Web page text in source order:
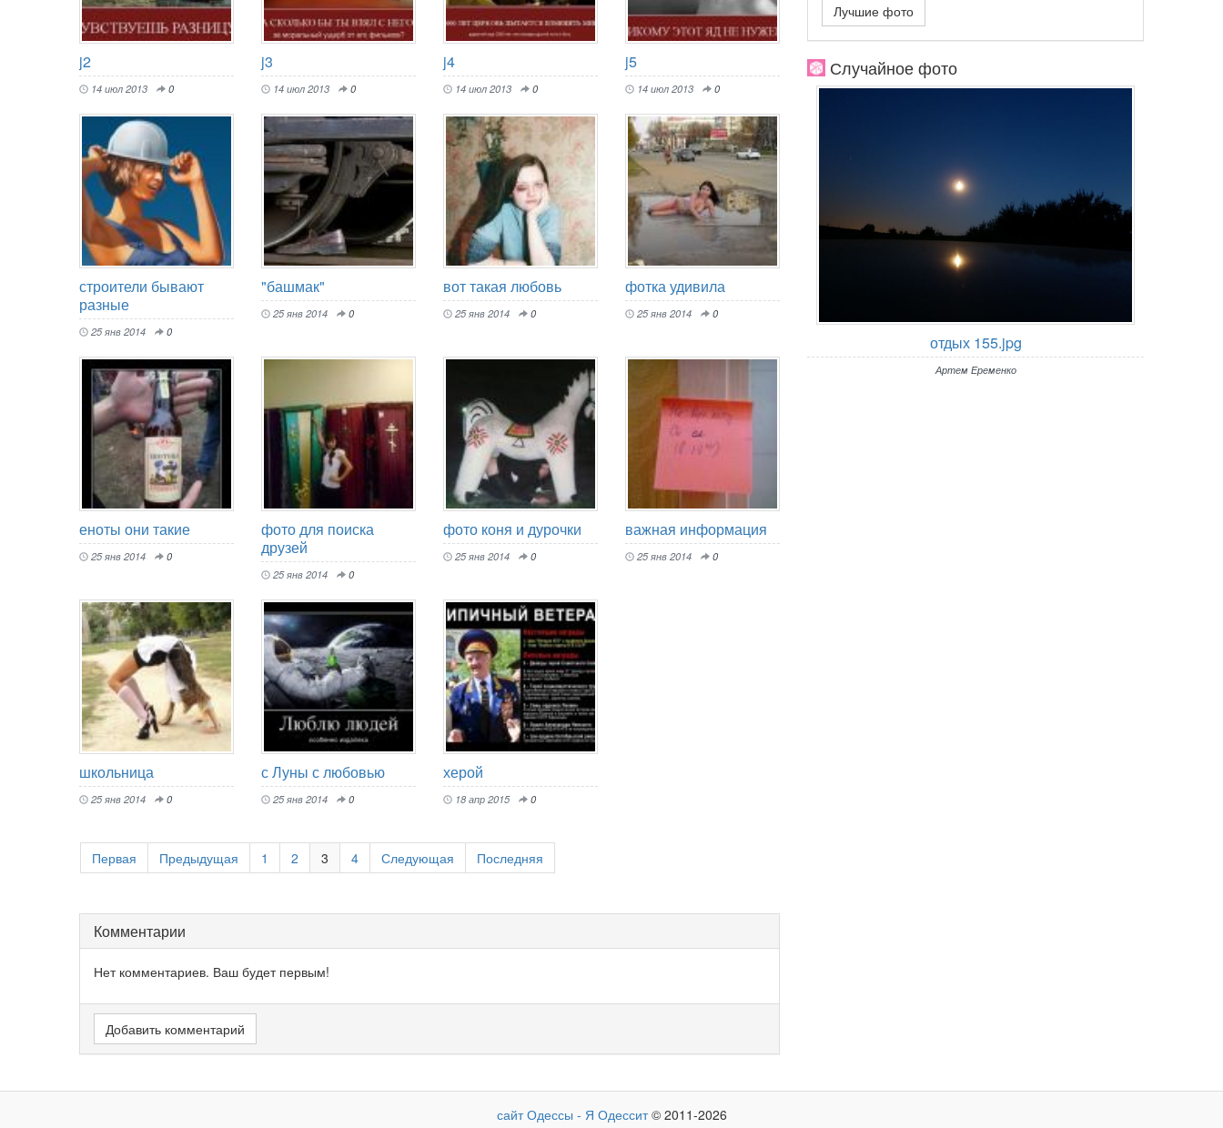
j2
14 июл 2013 0
j3
14 июл 2013 0
j4
14 июл 2013 0
j5
14 июл 2013 0
строители бывают
разные
25 янв 2014 0
"башмак"
25 янв 2014 0
вот такая любовь
25 янв 2014 0
фотка удивила
25 янв 2014 0
еноты они такие
25 янв 2014 0
фото для поиска
друзей
25 янв 2014 0
фото коня и дурочки
25 янв 2014 0
важная информация
25 янв 2014 0
школьница
25 янв 2014 0
с Луны с любовью
25 янв 2014 0
херой
18 апр 2015 0
Первая Предыдущая 1 2 3 4 Следующая Последняя
Комментарии
Нет комментариев. Ваш будет первым!
Добавить комментарий
Лучшие фото
Случайное фото
отдых 155.jpg
Артем Еременко
сайт Одессы - Я Одессит© 2011-2026